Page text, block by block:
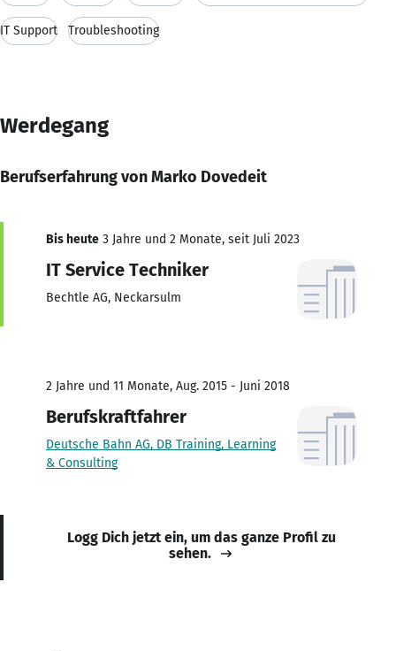
IT Support Troubleshooting
Werdegang
Berufserfahrung von Marko Dovedeit
Bis heute 3 Jahre und 2 Monate, seit Juli 2023
IT Service Techniker
Bechtle AG, Neckarsulm
2 Jahre und 11 Monate, Aug. 2015 - Juni 2018
Berufskraftfahrer
Deutsche Bahn AG, DB Training, Learning
& Consulting
Logg Dich jetzt ein, um das ganze Profil zu
sehen.